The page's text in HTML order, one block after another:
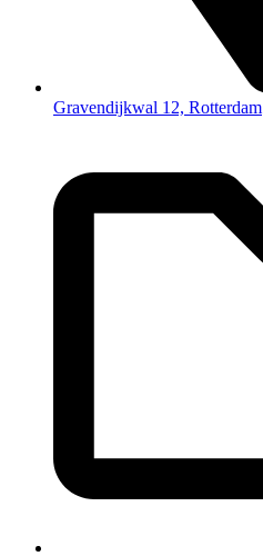
Gravendijkwal 12, Rotterdam